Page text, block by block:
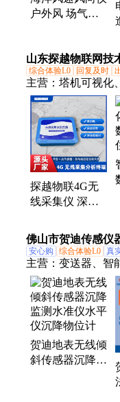
光伏气象站、组
户外风 场气象
场测量
山东探越物联网技
综合体验L0 回复及时
主营： 塔机可视化
监测、4G无线倾
GNSS监测站、卸
房监测、黑匣子
机可视化安全检
探越物联4G无
线采集仪 深层
旧小区 配套传
感器4G传输
佛山市贺迪传感仪
安心购 综合体验L0 真
主营： 变送器、智
静力水准仪、动态
感器、称重传感器
差压式静力水准仪
无线倾角传感器、
位变送器、压力变
防爆压力表、防腐
贺迪地表无线倾
斜传感器沉降监